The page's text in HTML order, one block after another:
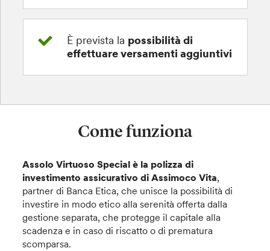
È prevista la possibilità di
effettuare versamenti aggiuntivi
Come funziona
Assolo Virtuoso Special è la polizza di
investimento assicurativo di Assimoco Vita,
partner di Banca Etica, che unisce la possibilità di
investire in modo etico alla serenità offerta dalla
gestione separata, che protegge il capitale alla
scadenza e in caso di riscatto o di prematura
scomparsa.